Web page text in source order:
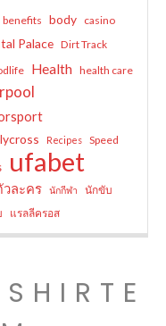
benefits body casino
Palace Dirt Track
Health health care
Recipes Speed
ufabet
วละคร นักกีฬา นักขับ
แรลลีครอส